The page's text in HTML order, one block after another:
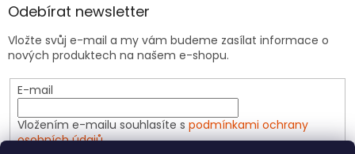
Odebírat newsletter
Vložte svůj e-mail a my vám budeme zasílat informace o
nových produktech na našem e-shopu.
E-mail
Vložením e-mailu souhlasíte s podmínkami ochrany
osobních údajů